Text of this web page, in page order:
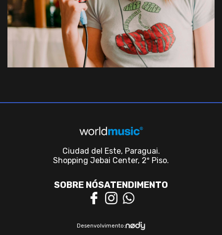
Ciudad del Este, Paraguai.
Shopping Jebai Center, 2º Piso.
SOBRE NÓSATENDIMENTO
Desenvolvimento: